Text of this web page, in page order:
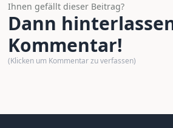
Ihnen gefällt dieser Beitrag?
Dann
Kommentar!
(Klicken um Kommentar zu verfassen)